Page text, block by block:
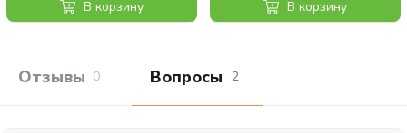
черника, хлорид натрия, сухие пивные дрожжи, куркума
стерилизованных кошек,
утка, 2 кг
В корзину
пробиотиками, 4 вида мяса,
400 г
В корзину
Отзывы покупателей
0 Вопросы и
2